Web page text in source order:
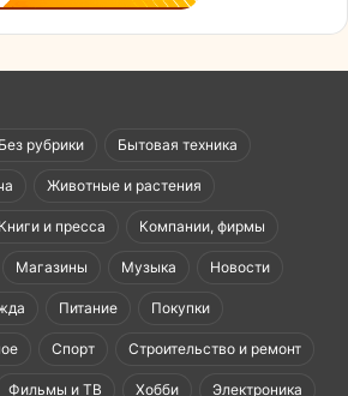
Без рубрики Бытовая техника
Животные и растения
Книги и пресса Компании, фирмы
Магазины Музыка Новости
Питание Покупки
Спорт Строительство и ремонт
Фильмы и ТВ Хобби Электроника